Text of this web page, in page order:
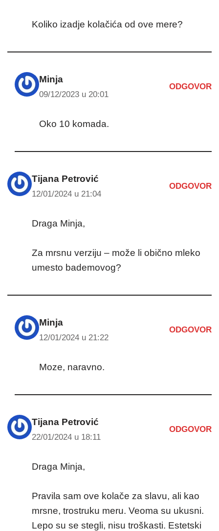
Koliko izadje kolačića od ove mere?
Minja
09/12/2023 u 20:01
ODGOVOR
Oko 10 komada.
Tijana Petrović
12/01/2024 u 21:04
ODGOVOR
Draga Minja,
Za mrsnu verziju – može li obično mleko
umesto bademovog?
Minja
12/01/2024 u 21:22
ODGOVOR
Moze, naravno.
Tijana Petrović
22/01/2024 u 18:11
ODGOVOR
Draga Minja,
Pravila sam ove kolače za slavu, ali kao
mrsne, trostruku meru. Veoma su ukusni.
Lepo su se stegli, nisu troškasti. Estetski